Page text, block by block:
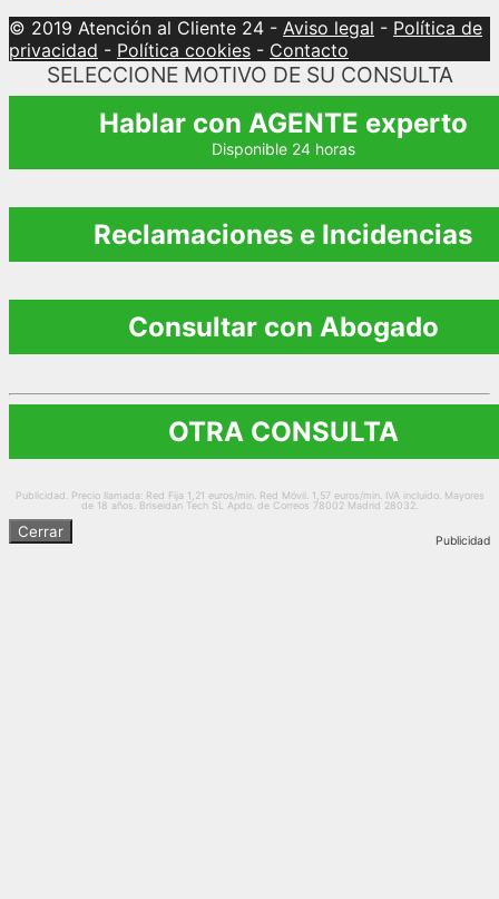
© 2019 Atención al Cliente 24 - Aviso legal - Política de
privacidad - Política cookies - Contacto
SELECCIONE MOTIVO DE SU CONSULTA
Hablar con AGENTE experto
Disponible 24 horas
Reclamaciones e Incidencias
Consultar con Abogado
OTRA CONSULTA
Publicidad. Precio llamada: Red Fija 1,21 euros/min. Red Móvil. 1,57 euros/min. IVA incluido. Mayores
de 18 años. Briseidan Tech SL Apdo. de Correos 78002 Madrid 28032.
Publicidad
Cerrar